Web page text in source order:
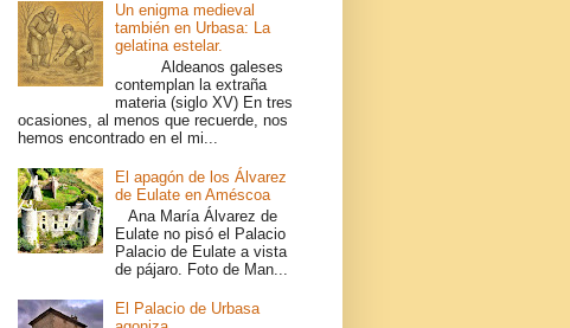
Un enigma medieval
también en Urbasa: La
gelatina estelar.
Aldeanos galeses
contemplan la extraña
materia (siglo XV) En tres
ocasiones, al menos que recuerde, nos
hemos encontrado en el mi...
El apagón de los Álvarez
de Eulate en Améscoa
Ana María Álvarez de
Eulate no pisó el Palacio
Palacio de Eulate a vista
de pájaro. Foto de Man...
El Palacio de Urbasa